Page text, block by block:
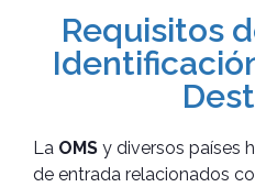
Requisitos
La OMS y diversos países
de entrada relacionados